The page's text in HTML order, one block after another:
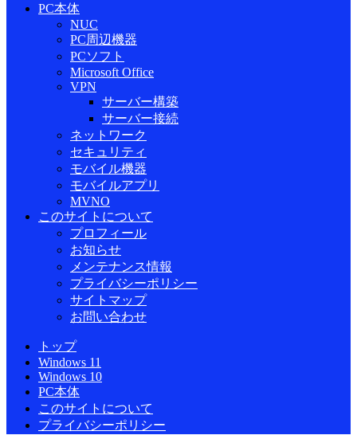
PC本体
NUC
PC周辺機器
PCソフト
Microsoft Office
VPN
サーバー構築
サーバー接続
ネットワーク
セキュリティ
モバイル機器
モバイルアプリ
MVNO
このサイトについて
プロフィール
お知らせ
メンテナンス情報
プライバシーポリシー
サイトマップ
お問い合わせ
トップ
Windows 11
Windows 10
PC本体
このサイトについて
プライバシーポリシー